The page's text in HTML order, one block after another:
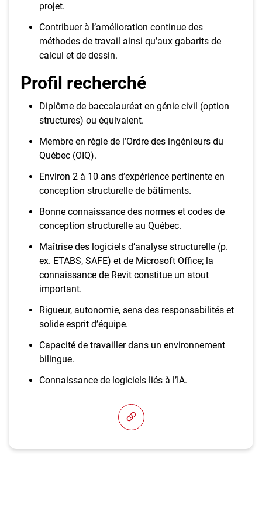
projet.
Contribuer à l’amélioration continue des
méthodes de travail ainsi qu’aux gabarits de
calcul et de dessin.
Profil recherché
Diplôme de baccalauréat en génie civil (option
structures) ou équivalent.
Membre en règle de l’Ordre des ingénieurs du
Québec (OIQ).
Environ 2 à 10 ans d’expérience pertinente en
conception structurelle de bâtiments.
Bonne connaissance des normes et codes de
conception structurelle au Québec.
Maîtrise des logiciels d’analyse structurelle (p.
ex. ETABS, SAFE) et de Microsoft Office; la
connaissance de Revit constitue un atout
important.
Rigueur, autonomie, sens des responsabilités et
solide esprit d’équipe.
Capacité de travailler dans un environnement
bilingue.
Connaissance de logiciels liés à l’IA.